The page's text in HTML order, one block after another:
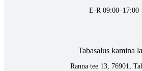
E-R 09:00–17:00
Tabasalus kamina
Ranna tee 13, 76901,